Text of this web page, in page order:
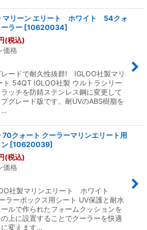
マリーン エリート ホワイト 54クォ
ラー [10620034]
(税込)
価格
レードで耐久性抜群! IGLOO社製マリ
ト 54QT IGLOO社製 ウルトラシリー
ッチを防錆ステンレス鋼に変更して
グレード版です。耐UVのABS樹脂を
…
70クォート クーラーマリンエリート用
[10620039]
(税込)
価格
社製マリンエリート ホワイト
ラーボックス用シート UV保護と耐水
ルで作られたフォームクッションを
上に設置することでクーラーを快適
に変えます…